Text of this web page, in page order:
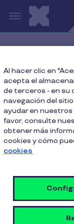
Pasar al
Convenio Marco
La
Accede a una
control de
disponible en
Al hacer clic en
acepta el
de terceros - en su
navegación del sitio
ayudar en
favor, consulte
obtener más
cookies y cómo
cookies